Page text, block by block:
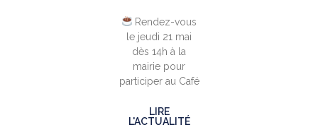
Rendez-vous
le jeudi 21 mai
dès 14h à la
mairie pour
participer au Café
LIRE
L'ACTUALITÉ